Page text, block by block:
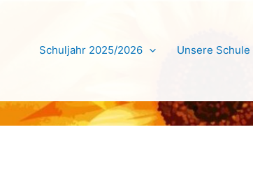
Schuljahr 2025/2026 Unsere Schule